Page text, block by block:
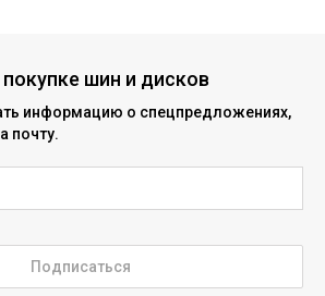
шин и дисков
информацию о спецпредложениях,
почту.
Подписаться